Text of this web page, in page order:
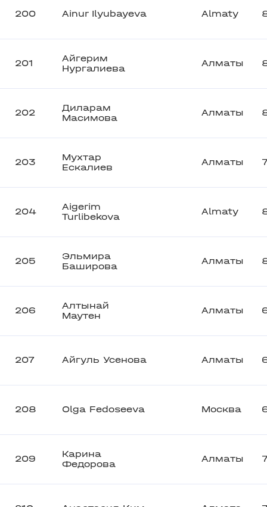
200 Ainur Ilyubayeva Almaty
201
Айгерим
Нургалиева
Алматы
202
Диларам
Масимова
Алматы
203
Мухтар
Ескалиев
Алматы
204
Aigerim
Turlibekova
Almaty
205
Эльмира
Баширова
Алматы
206
Алтынай
Маутен
Алматы
207 Айгуль Усенова Алматы
208 Olga Fedoseeva Москва
209
Карина
Федорова
Алматы